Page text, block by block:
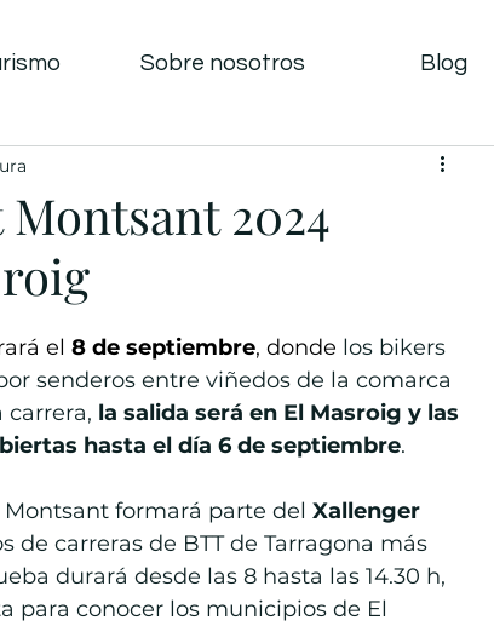
Sobre nosotros Blog
2024
el 8 de septiembre, donde los bikers
senderos entre viñedos de la comarca
carrera, la salida será en El Masroig y las
hasta el día 6 de septiembre.
formará parte del Xallenger
de carreras de BTT de Tarragona más
durará desde las 8 hasta las 14.30 h,
para conocer los municipios de El